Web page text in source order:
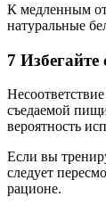
К медленным
натуральные
7 Избегайте
съедаемой
вероятность
Если вы
следует
рационе.